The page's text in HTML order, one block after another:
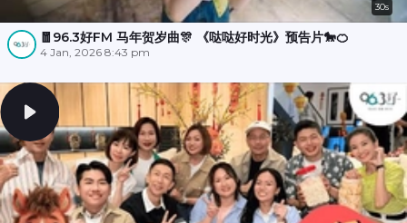
30s
🧧96.3好FM 马年贺岁曲🎊 《哒哒好时光》预告片🐎🍊
4 Jan, 2026 8:43 pm